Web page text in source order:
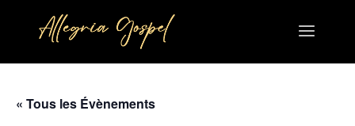
« Tous les Évènements